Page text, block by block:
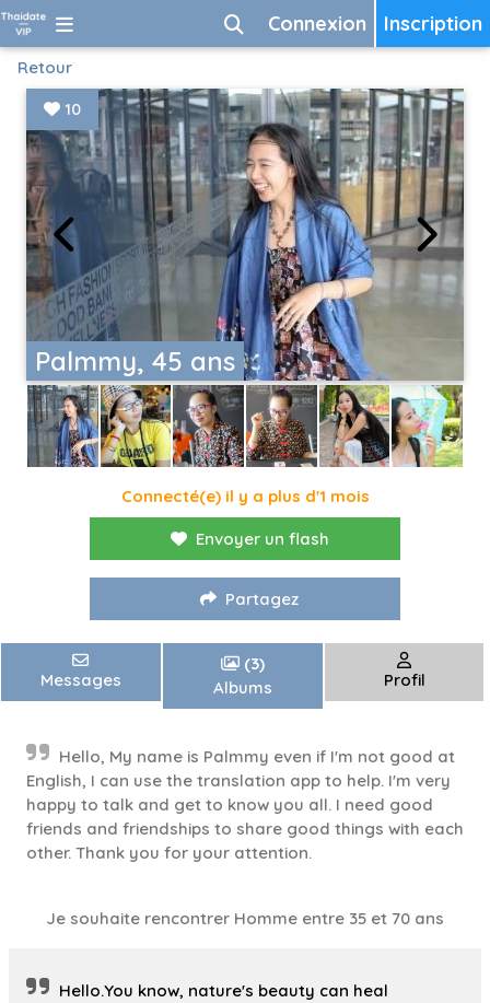
Inscription
Connexion
Retour
Palmmy, 45 ans
10
Connecté(e) il y a plus d'1 mois
Envoyer un flash
Partagez
Messages
(3)
Albums
Profil
Hello, My name is Palmmy even if I'm not good at
English, I can use the translation app to help. I'm very
happy to talk and get to know you all. I need good
friends and friendships to share good things with each
other. Thank you for your attention.
Je souhaite rencontrer Homme entre 35 et 70 ans
Hello.You know, nature's beauty can heal